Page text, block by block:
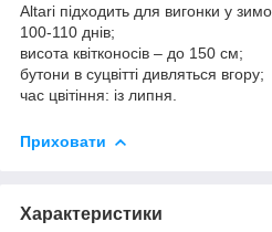
Altari підходить для вигонки у
100-110 днів;
висота квітконосів – до 150 см;
бутони в суцвітті дивляться вгору;
час цвітіння: із липня.
Приховати
Характеристики